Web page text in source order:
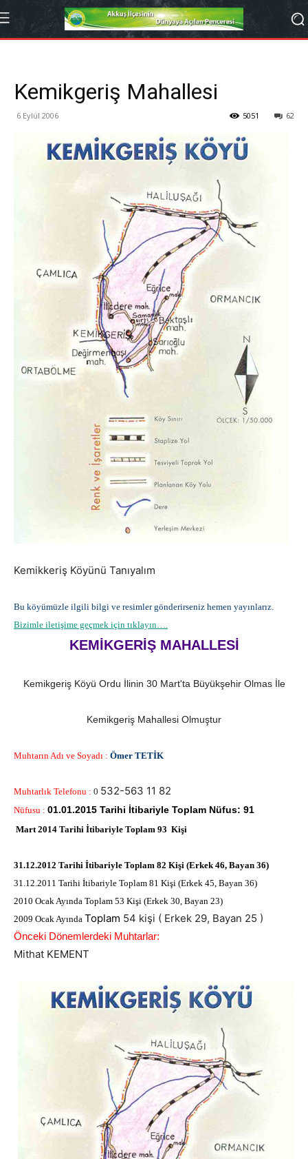
Kemikgeriş Mahallesi
6 Eylül 2006 62
5051
Kemikkeriş Köyünü Tanıyalım
Bu köyümüzle ilgili bilgi ve resimler gönderirseniz hemen yayınlarız.
Bizimle iletişime geçmek için tıklayın….
KEMİKGERİŞ MAHALLESİ
Kemikgeriş Köyü Ordu İlinin 30 Mart'ta Büyükşehir Olmas İle
Kemikgeriş Mahallesi Olmuştur
Muhtarın Adı ve Soyadı : Ömer TETİK
Muhtarlık Telefonu : 0 532-563 11 82
Nüfusu : 01.01.2015 Tarihi İtibariyle Toplam Nüfus: 91
Mart 2014 Tarihi İtibariyle Toplam 93 Kişi
31.12.2012 Tarihi İtibariyle Toplam 82 Kişi (Erkek 46, Bayan 36)
31.12.2011 Tarihi İtibariyle Toplam 81 Kişi (Erkek 45, Bayan 36)
2010 Ocak Ayında Toplam 53 Kişi (Erkek 30, Bayan 23)
2009 Ocak Ayında Toplam 54 kişi ( Erkek 29, Bayan 25 )
Önceki Dönemlerdeki Muhtarlar:
Mithat KEMENT